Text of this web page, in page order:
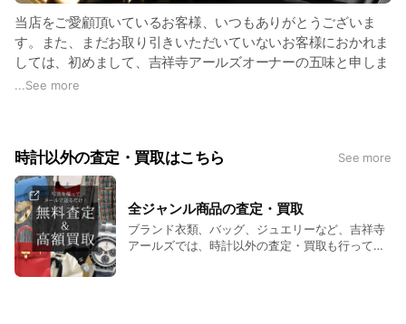
当店をご愛顧頂いているお客様、いつもありがとうございま
す。また、まだお取り引きいただいていないお客様におかれま
しては、初めまして、吉祥寺アールズオーナーの五味と申しま
す。
す。
どんな商品も取り扱いさせていただいておりますが、特に腕時
計の高額商品の買い取りに力を入れております。国内外の大手
企業やアメリカ、イギリス、イタリア、フランス、香港など世
界各国のディーラーや個人のコレクターや投資家と直接に売買
取引を行なっておりますので、どんな高額品でもお買取いたし
...See more
時計以外の査定・買取はこちら See more
全ジャンル商品の査定・買取
ブランド衣類、バッグ、ジュエリーなど、吉祥寺
アールズでは、時計以外の査定・買取も行ってお